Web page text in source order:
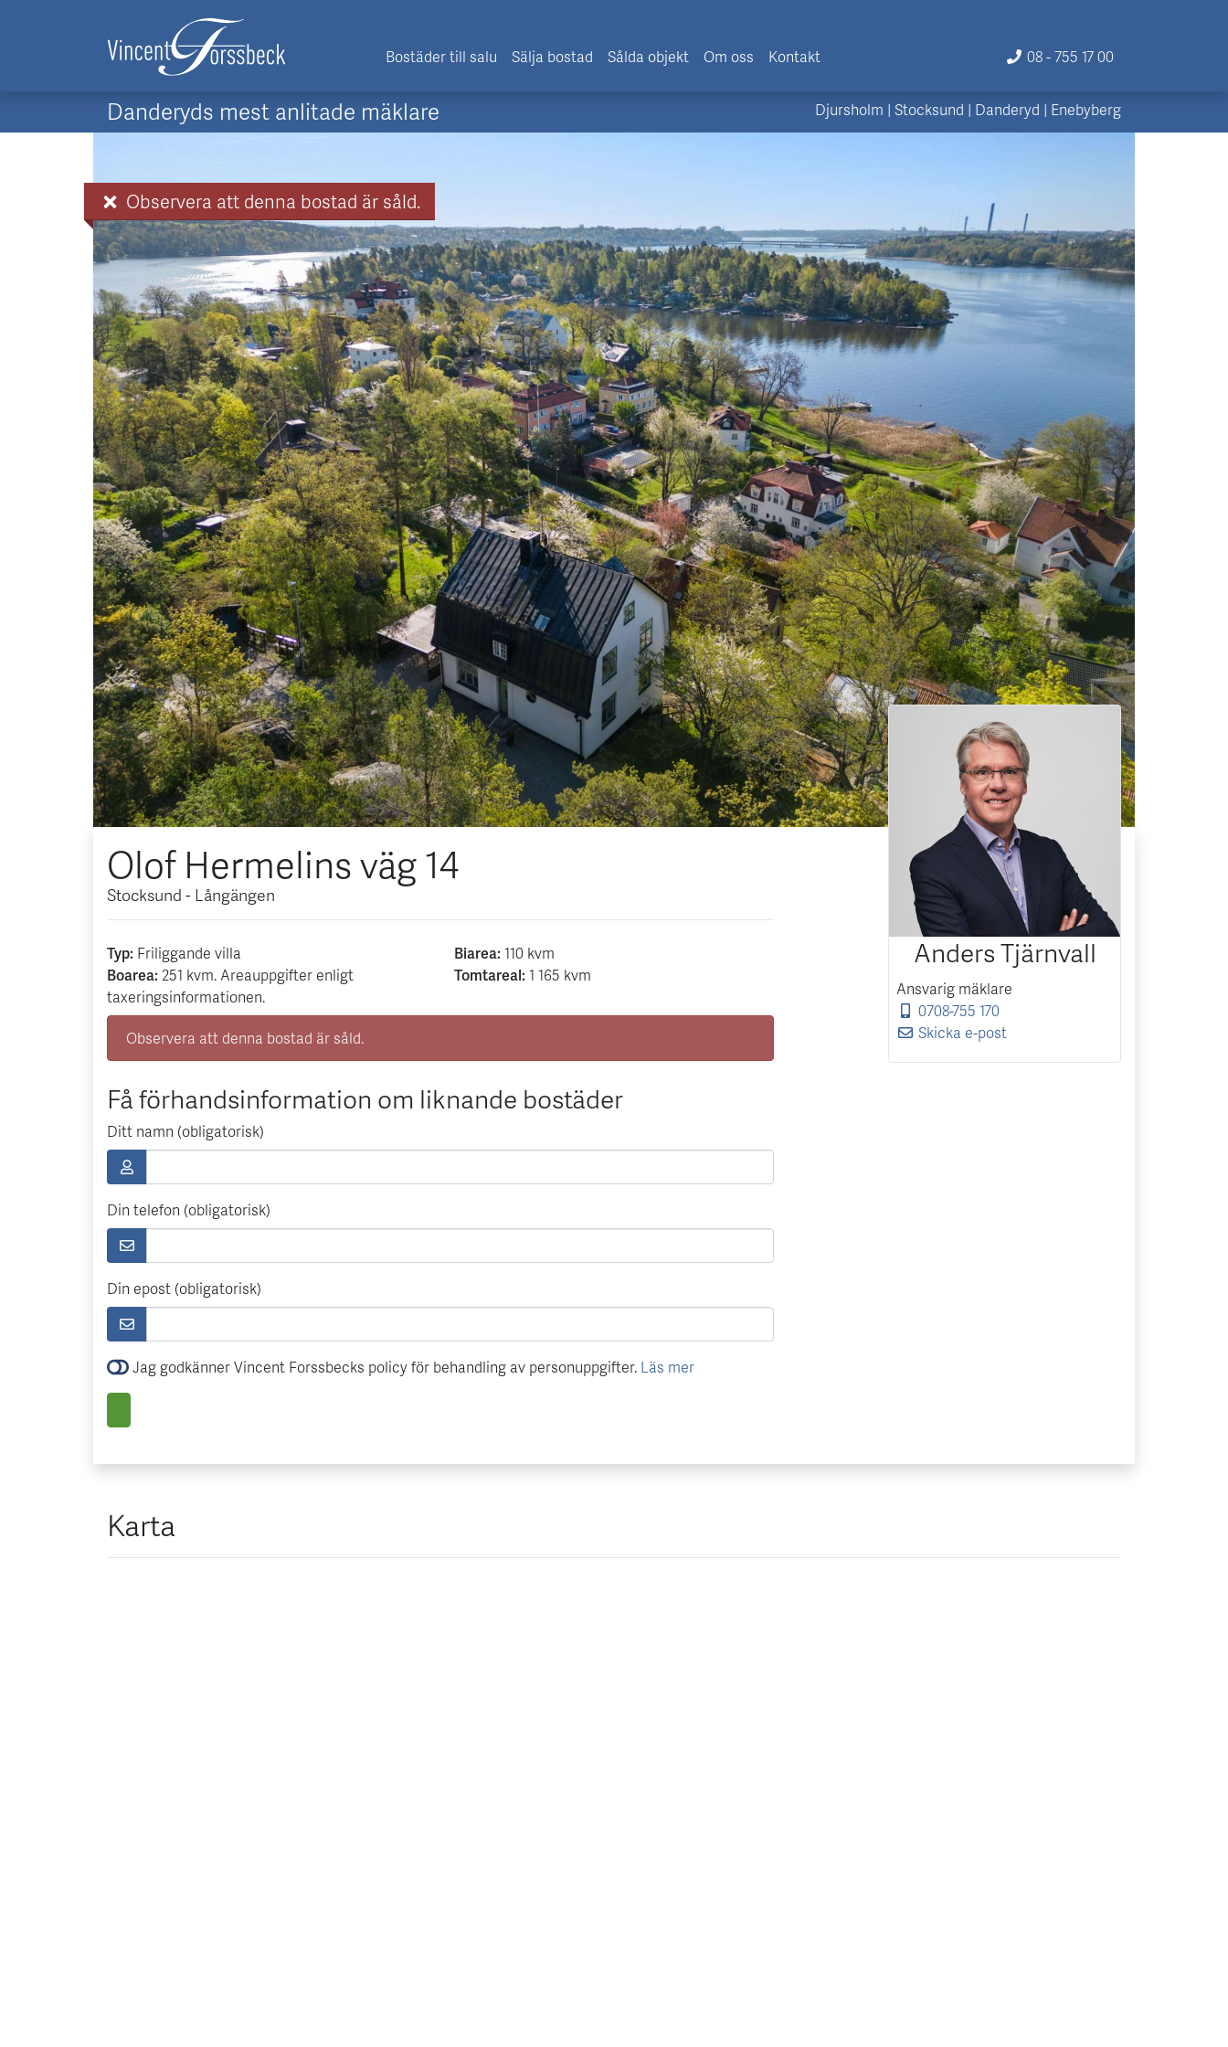
Bostäder till salu Sälja bostad Sålda objekt Om oss Kontakt 08 - 755 17 00
Danderyds mest anlitade mäklare Djursholm | Stocksund | Danderyd | Enebyberg
Observera att denna bostad är såld.
Olof Hermelins väg 14
Stocksund - Långängen
Typ: Friliggande villa
Boarea: 251 kvm. Areauppgifter enligt
taxeringsinformationen.
Biarea: 110 kvm
Tomtareal: 1 165 kvm
Observera att denna bostad är såld.
Få förhandsinformation om liknande bostäder
Ditt namn (obligatorisk)
Din telefon (obligatorisk)
Din epost (obligatorisk)
Jag godkänner Vincent Forssbecks policy för behandling av personuppgifter. Läs mer
Anders Tjärnvall
Ansvarig mäklare
0708-755 170
Skicka e-post
Karta